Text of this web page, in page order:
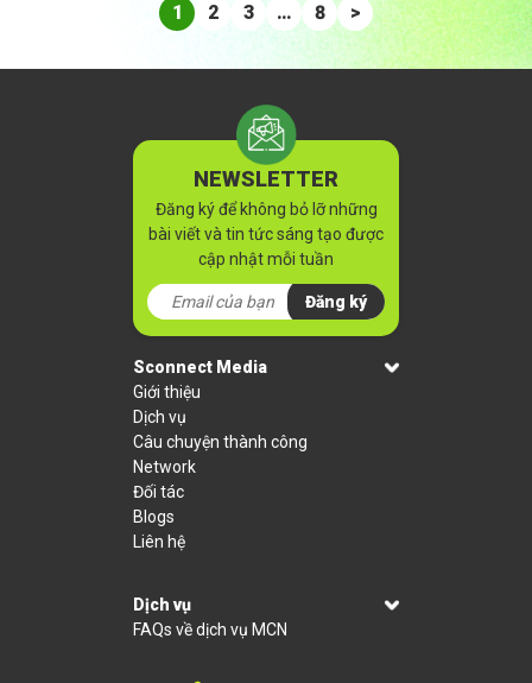
1 2 3 … 8 >
NEWSLETTER
Đăng ký để không bỏ lỡ những
bài viết và tin tức sáng tạo được
cập nhật mỗi tuần
Đăng ký
Sconnect Media
Giới thiệu
Dịch vụ
Câu chuyện thành công
Network
Đối tác
Blogs
Liên hệ
Dịch vụ
FAQs về dịch vụ MCN